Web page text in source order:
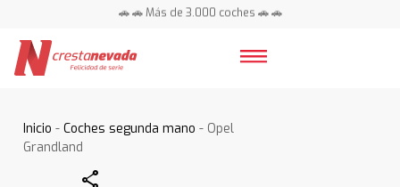
🚗 🚗 Más de 3.000 coches 🚗 🚗
Inicio -Coches segunda mano - Opel
Grandland
Share